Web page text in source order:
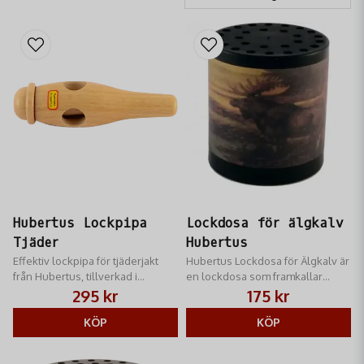
Hubertus Lockpipa
Tjäder
Effektiv lockpipa för tjäderjakt
från Hubertus, tillverkad i
295 kr
KÖP
Lockdosa för älgkalv
Hubertus
Hubertus Lockdosa för Älgkalv är
en lockdosa som framkallar
älgkalvens kontaktläte och som
därmed lockar till sig älgkor.
175 kr
KÖP